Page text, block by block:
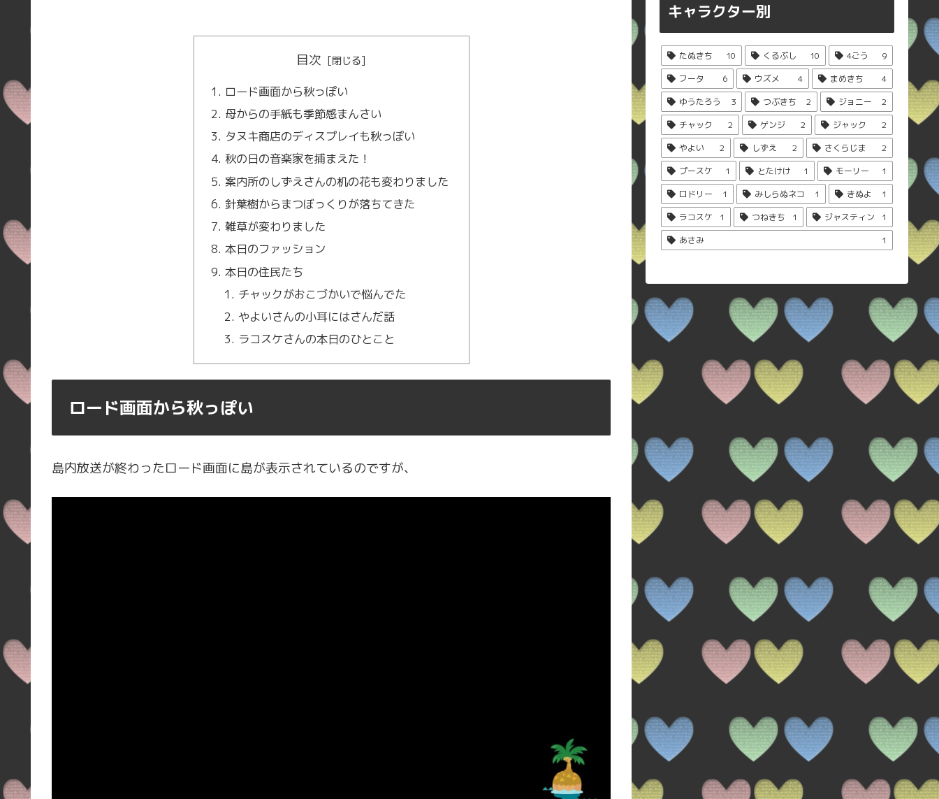
目次
ロード画面から秋っぽい
母からの手紙も季節感まんさい
タヌキ商店のディスプレイも秋っぽい
秋の日の音楽家を捕まえた！
案内所のしずえさんの机の花も変わりました
針葉樹からまつぼっくりが落ちてきた
雑草が変わりました
本日のファッション
本日の住民たち
チャックがおこづかいで悩んでた
やよいさんの小耳にはさんだ話
ラコスケさんの本日のひとこと
ロード画面から秋っぽい
島内放送が終わったロード画面に島が表示されているのですが、
キャラクター別
たぬきち 10 くるぶし 10 4ごう
9
フータ
6 ウズメ 4 まめきち
4
ゆうたろう
3 つぶきち 2 ジョニー
2
チャック
2 ゲンジ 2 ジャック
2
やよい
2 しずえ 2 さくらじま
2
プースケ
1 とたけけ 1 モーリー
1
ロドリー
1 みしらぬネコ 1 きぬよ
1
ラコスケ
1 つねきち 1 ジャスティン
1
あさみ
1